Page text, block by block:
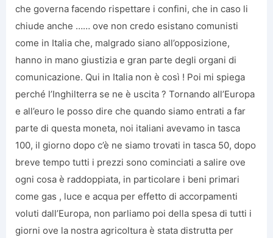
che governa facendo rispettare i confini, che in caso li
chiude anche …… ove non credo esistano comunisti
come in Italia che, malgrado siano all’opposizione,
hanno in mano giustizia e gran parte degli organi di
comunicazione. Qui in Italia non è così ! Poi mi spiega
perché l’Inghilterra se ne è uscita ? Tornando all’Europa
e all’euro le posso dire che quando siamo entrati a far
parte di questa moneta, noi italiani avevamo in tasca
100, il giorno dopo c’è ne siamo trovati in tasca 50, dopo
breve tempo tutti i prezzi sono cominciati a salire ove
ogni cosa è raddoppiata, in particolare i beni primari
come gas , luce e acqua per effetto di accorpamenti
voluti dall’Europa, non parliamo poi della spesa di tutti i
giorni ove la nostra agricoltura è stata distrutta per